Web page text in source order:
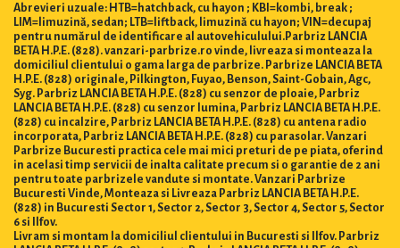
Abrevieri uzuale: HTB=hatchback, cu hayon ; KBI=kombi, break ;
LIM=limuzină, sedan; LTB=liftback, limuzină cu hayon; VIN=decupaj
pentru numărul de identificare al autovehiculului.Parbriz LANCIA
BETA H.P.E. (828). vanzari-parbrize.ro vinde, livreaza si monteaza la
domiciliul clientului o gama larga de parbrize. Parbrize LANCIA BETA
H.P.E. (828) originale, Pilkington, Fuyao, Benson, Saint-Gobain, Agc,
Syg. Parbriz LANCIA BETA H.P.E. (828) cu senzor de ploaie, Parbriz
LANCIA BETA H.P.E. (828) cu senzor lumina, Parbriz LANCIA BETA H.P.E.
(828) cu incalzire, Parbriz LANCIA BETA H.P.E. (828) cu antena radio
incorporata, Parbriz LANCIA BETA H.P.E. (828) cu parasolar. Vanzari
Parbrize Bucuresti practica cele mai mici preturi de pe piata, oferind
in acelasi timp servicii de inalta calitate precum si o garantie de 2 ani
pentru toate parbrizele vandute si montate. Vanzari Parbrize
Bucuresti Vinde, Monteaza si Livreaza Parbriz LANCIA BETA H.P.E.
(828) in Bucuresti Sector 1, Sector 2, Sector 3, Sector 4, Sector 5, Sector
6 si Ilfov.
Livram si montam la domiciliul clientului in Bucuresti si Ilfov. Parbriz